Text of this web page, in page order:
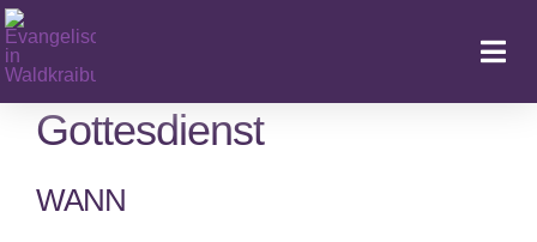
Zum
Inhalt
springen
Gottesdienst
WANN